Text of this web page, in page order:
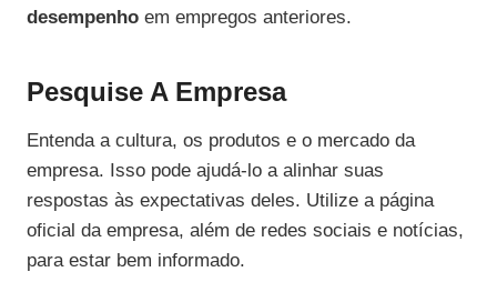
desempenho em empregos anteriores.
Pesquise A Empresa
Entenda a cultura, os produtos e o mercado da
empresa. Isso pode ajudá-lo a alinhar suas
respostas às expectativas deles. Utilize a página
oficial da empresa, além de redes sociais e notícias,
para estar bem informado.